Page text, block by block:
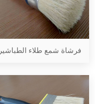
فرشاة شمع طلاء الطباشير